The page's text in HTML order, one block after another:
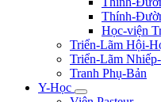
Thính-
Học-viện
Triển-Lãm Hội-
Triển-Lãm
Tranh Phụ-Bản
Y-Học